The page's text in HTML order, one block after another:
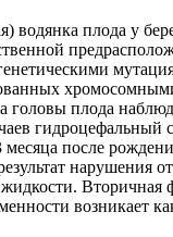
водянка плода у
головы плода
гидроцефальный
месяца после
нарушения
Вторичная
возникает